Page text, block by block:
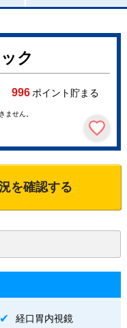
ク
996ポイント貯まる
ません。
を確認する
経口胃内視鏡